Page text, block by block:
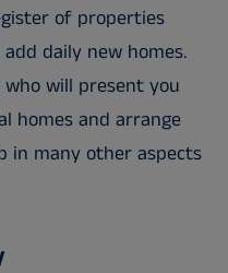
of properties
daily new homes.
will present you
homes and arrange
in many other aspects